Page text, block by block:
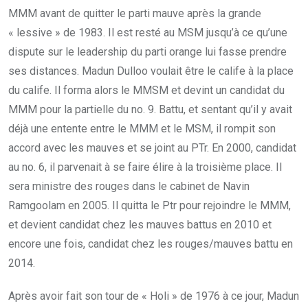
MMM avant de quitter le parti mauve après la grande
« lessive » de 1983. Il est resté au MSM jusqu’à ce qu’une
dispute sur le leadership du parti orange lui fasse prendre
ses distances. Madun Dulloo voulait être le calife à la place
du calife. Il forma alors le MMSM et devint un candidat du
MMM pour la partielle du no. 9. Battu, et sentant qu’il y avait
déjà une entente entre le MMM et le MSM, il rompit son
accord avec les mauves et se joint au PTr. En 2000, candidat
au no. 6, il parvenait à se faire élire à la troisième place. Il
sera ministre des rouges dans le cabinet de Navin
Ramgoolam en 2005. Il quitta le Ptr pour rejoindre le MMM,
et devient candidat chez les mauves battus en 2010 et
encore une fois, candidat chez les rouges/mauves battu en
2014.
Après avoir fait son tour de « Holi » de 1976 à ce jour, Madun